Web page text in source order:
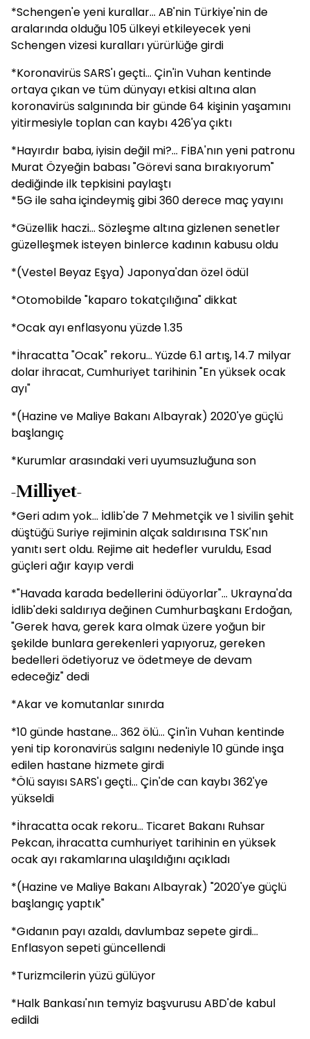
*Schengen'e yeni kurallar... AB'nin Türkiye'nin de
aralarında olduğu 105 ülkeyi etkileyecek yeni
Schengen vizesi kuralları yürürlüğe girdi
*Koronavirüs SARS'ı geçti... Çin'in Vuhan kentinde
ortaya çıkan ve tüm dünyayı etkisi altına alan
koronavirüs salgınında bir günde 64 kişinin yaşamını
yitirmesiyle toplan can kaybı 426'ya çıktı
*Hayırdır baba, iyisin değil mi?... FİBA'nın yeni patronu
Murat Özyeğin babası "Görevi sana bırakıyorum"
dediğinde ilk tepkisini paylaştı
*5G ile saha içindeymiş gibi 360 derece maç yayını
*Güzellik haczi... Sözleşme altına gizlenen senetler
güzelleşmek isteyen binlerce kadının kabusu oldu
*(Vestel Beyaz Eşya) Japonya'dan özel ödül
*Otomobilde "kaparo tokatçılığına" dikkat
*Ocak ayı enflasyonu yüzde 1.35
*İhracatta "Ocak" rekoru... Yüzde 6.1 artış, 14.7 milyar
dolar ihracat, Cumhuriyet tarihinin "En yüksek ocak
ayı"
*(Hazine ve Maliye Bakanı Albayrak) 2020'ye güçlü
başlangıç
*Kurumlar arasındaki veri uyumsuzluğuna son
-Milliyet-
*Geri adım yok... İdlib'de 7 Mehmetçik ve 1 sivilin şehit
düştüğü Suriye rejiminin alçak saldırısına TSK'nın
yanıtı sert oldu. Rejime ait hedefler vuruldu, Esad
güçleri ağır kayıp verdi
*"Havada karada bedellerini ödüyorlar"... Ukrayna'da
İdlib'deki saldırıya değinen Cumhurbaşkanı Erdoğan,
"Gerek hava, gerek kara olmak üzere yoğun bir
şekilde bunlara gerekenleri yapıyoruz, gereken
bedelleri ödetiyoruz ve ödetmeye de devam
edeceğiz" dedi
*Akar ve komutanlar sınırda
*10 günde hastane... 362 ölü... Çin'in Vuhan kentinde
yeni tip koronavirüs salgını nedeniyle 10 günde inşa
edilen hastane hizmete girdi
*Ölü sayısı SARS'ı geçti... Çin'de can kaybı 362'ye
yükseldi
*İhracatta ocak rekoru... Ticaret Bakanı Ruhsar
Pekcan, ihracatta cumhuriyet tarihinin en yüksek
ocak ayı rakamlarına ulaşıldığını açıkladı
*(Hazine ve Maliye Bakanı Albayrak) "2020'ye güçlü
başlangıç yaptık"
*Gıdanın payı azaldı, davlumbaz sepete girdi...
Enflasyon sepeti güncellendi
*Turizmcilerin yüzü gülüyor
*Halk Bankası'nın temyiz başvurusu ABD'de kabul
edildi